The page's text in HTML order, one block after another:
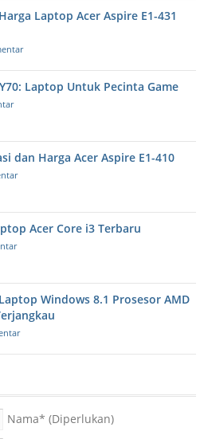
Laptop Acer Aspire E1-431
Laptop Untuk Pecinta Game
dan Harga Acer Aspire E1-410
Acer Core i3 Terbaru
Windows 8.1 Prosesor AMD
Nama* (Diperlukan)